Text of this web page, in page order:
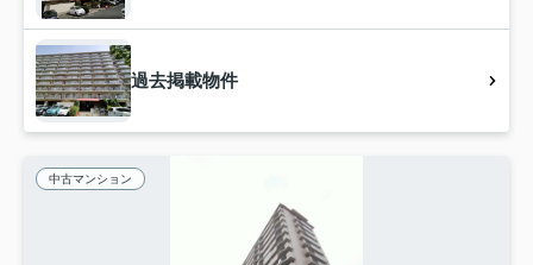
過去掲載物件
中古マンション